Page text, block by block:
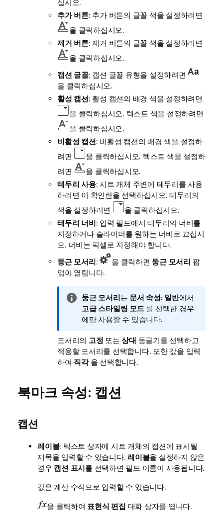
십시오.
추가 버튼: 추가 버튼의 글꼴 색을 설정하려면
을 클릭하십시오.
제거 버튼: 제거 버튼의 글꼴 색을 설정하려면
을 클릭하십시오.
캡션 글꼴: 캡션 글꼴 유형을 설정하려면
을 클릭하십시오.
활성 캡션: 활성 캡션의 배경 색을 설정하려면
을 클릭하십시오. 텍스트 색을 설정하려면
을 클릭하십시오.
비활성 캡션: 비활성 캡션의 배경 색을 설정하
려면
을 클릭하십시오. 텍스트 색을 설정하
려면
을 클릭하십시오.
테두리 사용: 시트 개체 주변에 테두리를 사용
하려면 이 확인란을 선택하십시오. 테두리의
색을 설정하려면
을 클릭하십시오.
테두리 너비: 입력 필드에서 테두리의 너비를
지정하거나 슬라이더를 원하는 너비로 끄십시
오. 너비는 픽셀로 지정해야 합니다.
둥근 모서리: 을 클릭하면 둥근 모서리 팝
업이 열립니다.
정
보
메
둥근 모서리는 문서 속성: 일반에서
고급 스타일링 모드 를 선택한 경우
에만 사용할 수 있습니다.
모서리의 고정 또는상대 둥글기를 선택하고
적용할 모서리를 선택합니다. 또한 값을 입력
하여 직각 을 선택합니다.
북마크 속성: 캡션
캡션
레이블: 텍스트 상자에 시트 개체의 캡션에 표시될
제목을 입력할 수 있습니다. 레이블을 설정하지 않은
경우 캡션 표시를 선택하면 필드 이름이 사용됩니다.
값은 계산 수식으로 입력할 수 있습니다.
을 클릭하여 표현식 편집 대화 상자를 엽니다.